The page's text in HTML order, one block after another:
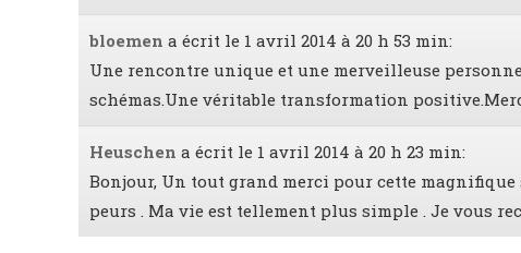
bloemen a écrit le 1 avril 2014 à 20 h 53 min:
Une rencontre unique et une merveilleuse
schémas.Une véritable transformation
Heuschen a écrit le 1 avril 2014 à 20 h 23 min:
Bonjour, Un tout grand merci pour cette magnifique
peurs . Ma vie est tellement plus simple . Je vous